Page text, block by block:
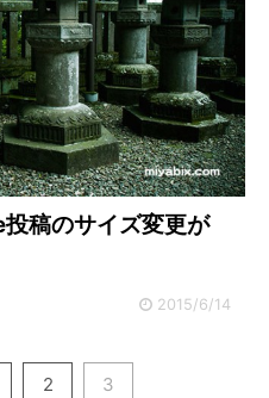
稿のサイズ変更が
2015/6/14
2 3